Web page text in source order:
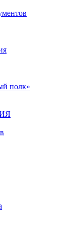
полк»